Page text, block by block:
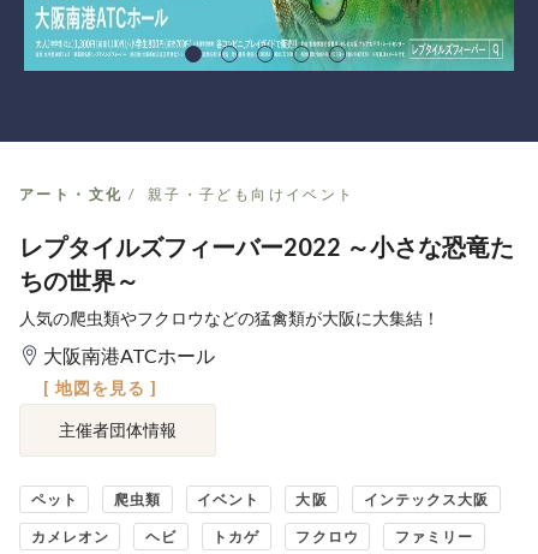
アート・文化 親子・子ども向けイベント
レプタイルズフィーバー2022 ～小さな恐竜た
ちの世界～
人気の爬虫類やフクロウなどの猛禽類が大阪に大集結！
大阪南港ATCホール
[ 地図を見る ]
主催者団体情報
ペット 爬虫類 イベント 大阪 インテックス大阪
カメレオン ヘビ トカゲ フクロウ ファミリー